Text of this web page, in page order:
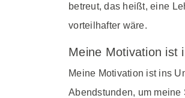
betreut, das heißt, eine
vorteilhafter wäre.
Meine Motivation ist
Meine Motivation ist ins
Abendstunden, um